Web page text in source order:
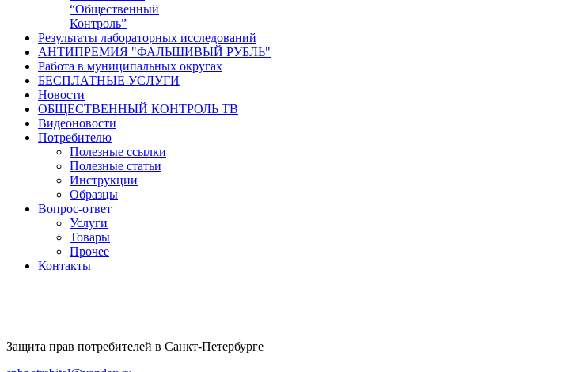
“Общественный
Контроль”
Результаты лабораторных исследований
АНТИПРЕМИЯ "ФАЛЬШИВЫЙ РУБЛЬ"
Работа в муниципальных округах
БЕСПЛАТНЫЕ УСЛУГИ
Новости
ОБЩЕСТВЕННЫЙ КОНТРОЛЬ ТВ
Видеоновости
Потребителю
Полезные ссылки
Полезные статьи
Инструкции
Образцы
Вопрос-ответ
Услуги
Товары
Прочее
Контакты
Защита прав потребителей в Санкт-Петербурге